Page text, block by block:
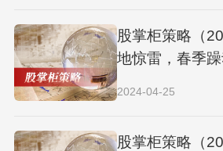
股掌柜策略（
地惊雷，春季
2024-04-25
股掌柜策略（